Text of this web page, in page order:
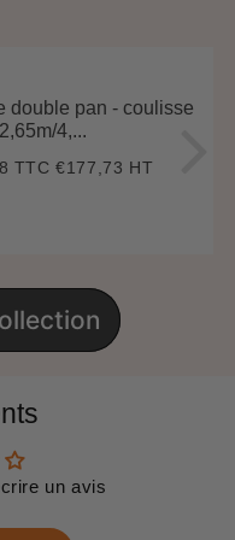
double pan - coulisse
4,...
TTC€213,28
€177,73 HT
un avis